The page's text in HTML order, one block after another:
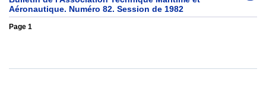
Aéronautique. Numéro 82. Session de 1982
Page 1